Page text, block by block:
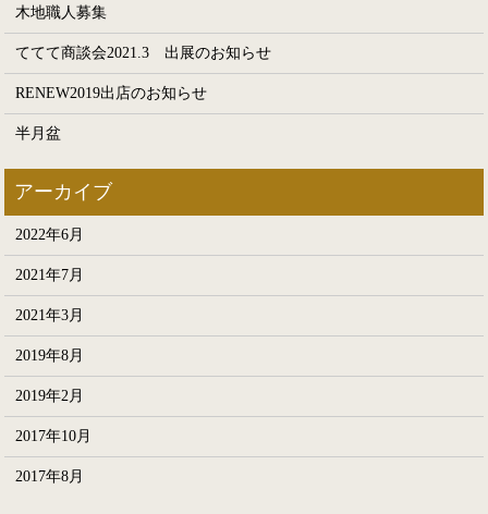
木地職人募集
ててて商談会2021.3 出展のお知らせ
RENEW2019出店のお知らせ
半月盆
2022年6月
2021年7月
2021年3月
2019年8月
2019年2月
2017年10月
2017年8月